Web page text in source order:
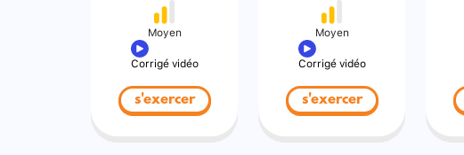
Moyen
Corrigé vidéo
s'exercer
Moyen
Corrigé vidéo
s'exercer